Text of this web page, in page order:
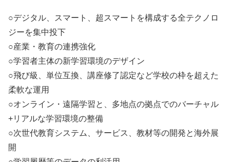
○デジタル、スマート、超スマートを構成する全テクノロ
ジーを集中投下
○産業・教育の連携強化
○学習者主体の新学習環境のデザイン
○飛び級、単位互換、講座修了認定など学校の枠を超えた
柔軟な運用
○オンライン・遠隔学習と、多地点の拠点でのバーチャル
+リアルな学習環境の整備
○次世代教育システム、サービス、教材等の開発と海外展
開